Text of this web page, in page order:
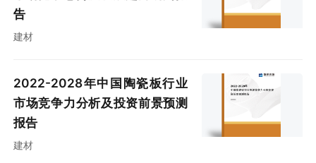
告
建材
2022-2028年中国陶瓷板行业
市场竞争力分析及投资前景预测
报告
建材